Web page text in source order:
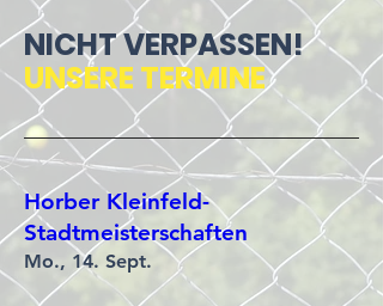
NICHT VERPASSEN!
UNSERE TERMINE
Horber Kleinfeld-
Stadtmeisterschaften
Mo., 14. Sept.